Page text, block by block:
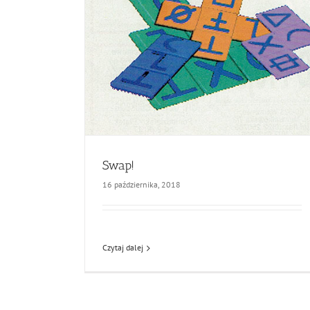
Swap!
16 października, 2018
Czytaj dalej